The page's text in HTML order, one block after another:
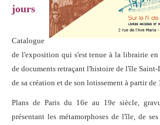
jours
Catalogue
de l'exposition qui s'est tenue à la librairie
de documents retraçant l'histoire de l'île Saint-
de sa création et de son lotissement à partir de
Plans de Paris du 16e au 19e siècle,
présentant les métamorphoses de l'île, de